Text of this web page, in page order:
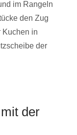
im Rangeln
den Zug
Kuchen in
der
der